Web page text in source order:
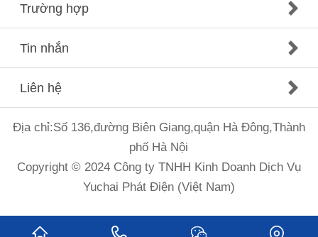
Trường hợp
Tin nhắn
Liên hệ
Địa chỉ:Số 136,đường Biên Giang,quận Hà Đông,Thành
phố Hà Nội
Copyright © 2024 Công ty TNHH Kinh Doanh Dịch Vụ
Yuchai Phát Điện (Việt Nam)